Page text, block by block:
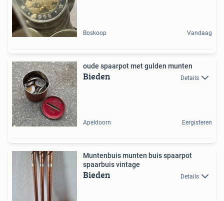
Boskoop Vandaag
oude spaarpot met gulden munten
Bieden Details
Apeldoorn Eergisteren
Muntenbuis munten buis spaarpot
spaarbuis vintage
Bieden Details